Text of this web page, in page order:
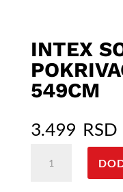
INTEX
549CM
3.499 RSD
solarni